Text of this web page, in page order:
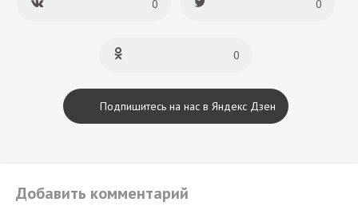
0 0
0
Подпишитесь на нас в Яндекс Дзен
Добавить комментарий